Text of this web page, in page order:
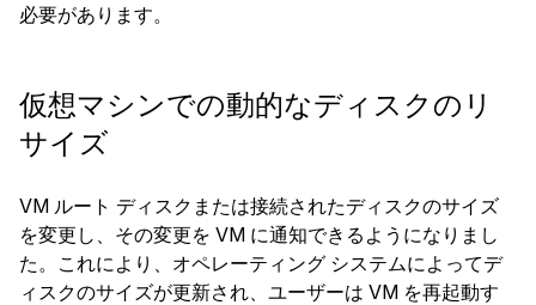
必要があります。
仮想マシンでの動的なディスクのリ
サイズ
VM ルート ディスクまたは接続されたディスクのサイズ
を変更し、その変更を VM に通知できるようになりまし
た。これにより、オペレーティング システムによってデ
ィスクのサイズが更新され、ユーザーは VM を再起動す